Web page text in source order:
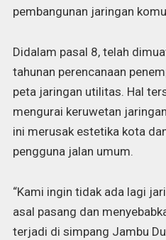
pembangunan jaringan
Didalam pasal 8, telah
tahunan perencanaan
peta jaringan utilitas. Hal
mengurai keruwetan
ini merusak estetika kota
pengguna jalan umum.
“Kami ingin tidak ada lagi
asal pasang dan
terjadi di simpang Jambu